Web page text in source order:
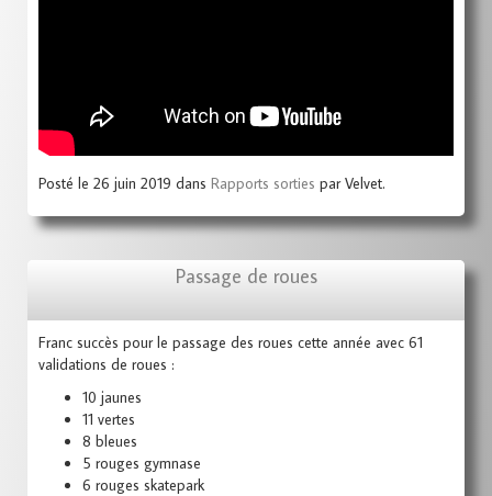
Posté le 26 juin 2019 dans Rapports sorties par Velvet.
Passage de roues
Franc succès pour le passage des roues cette année avec 61
validations de roues :
10 jaunes
11 vertes
8 bleues
5 rouges gymnase
6 rouges skatepark